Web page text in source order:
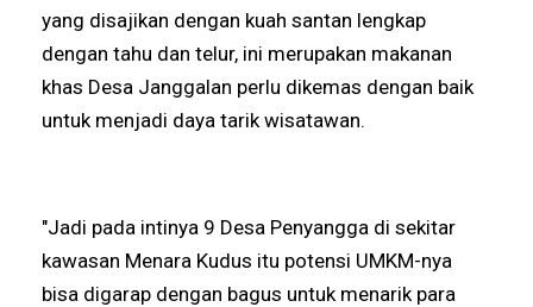
yang disajikan dengan kuah santan lengkap
dengan tahu dan telur, ini merupakan makanan
khas Desa Janggalan perlu dikemas dengan baik
untuk menjadi daya tarik wisatawan.
"Jadi pada intinya 9 Desa Penyangga di sekitar
kawasan Menara Kudus itu potensi UMKM-nya
bisa digarap dengan bagus untuk menarik para